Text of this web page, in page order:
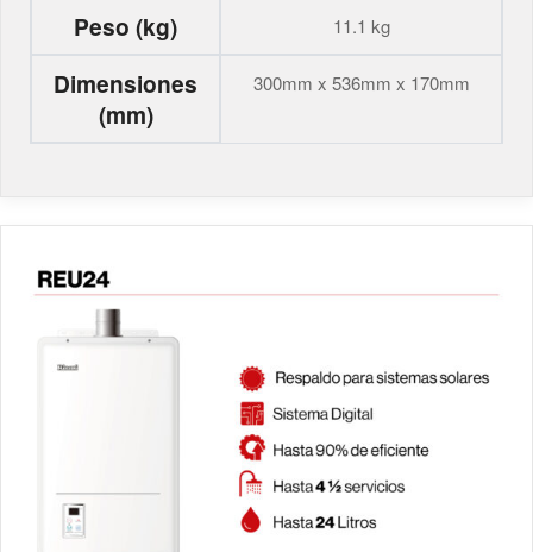
Peso (kg) 11.1 kg
Dimensiones
(mm)
300mm x 536mm x 170mm